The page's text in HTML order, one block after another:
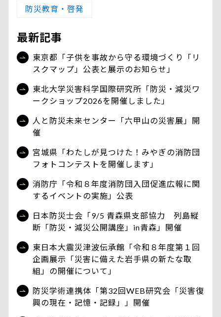
防災教育・啓発
最新記事
東京都「子供を事故から守る環境づくり「リ
スクマップ」公表と展示のお知らせ」
東北大学災害科学国際研究所「防災・減災ワ
ークショップ2026を開催しました」
人と防災未来センター「六甲山の災害展」開
催
宮城県「わたしが見つけた！みやぎの消防団
フォトコンテストを開催します」
消防庁「令和８年度消防団入団促進広報に関
するイベントの実施」公表
日本防災士会「9/5 青森県支部協力 列島縦
断「防災・減災公開講座」in青森」開催
東日本大震災津波伝承館「令和８年度第１回
企画展示「災害に備えた岩手県の新たな取
組」の開催について」
防災学術連携体「第32回WEB研究会「災害復
興の現在・記憶・記録」」開催